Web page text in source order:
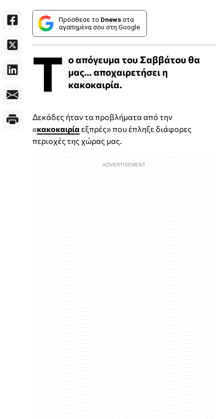
Πρόσθεσε το Dnews στα
αγαπημένα σου στη Google
Τ ο απόγευμα του Σαββάτου θα
μας… αποχαιρετήσει η
κακοκαιρία.
Δεκάδες ήταν τα προβλήματα από την
«κακοκαιρία εξπρές» που έπληξε διάφορες
περιοχές της χώρας μας.